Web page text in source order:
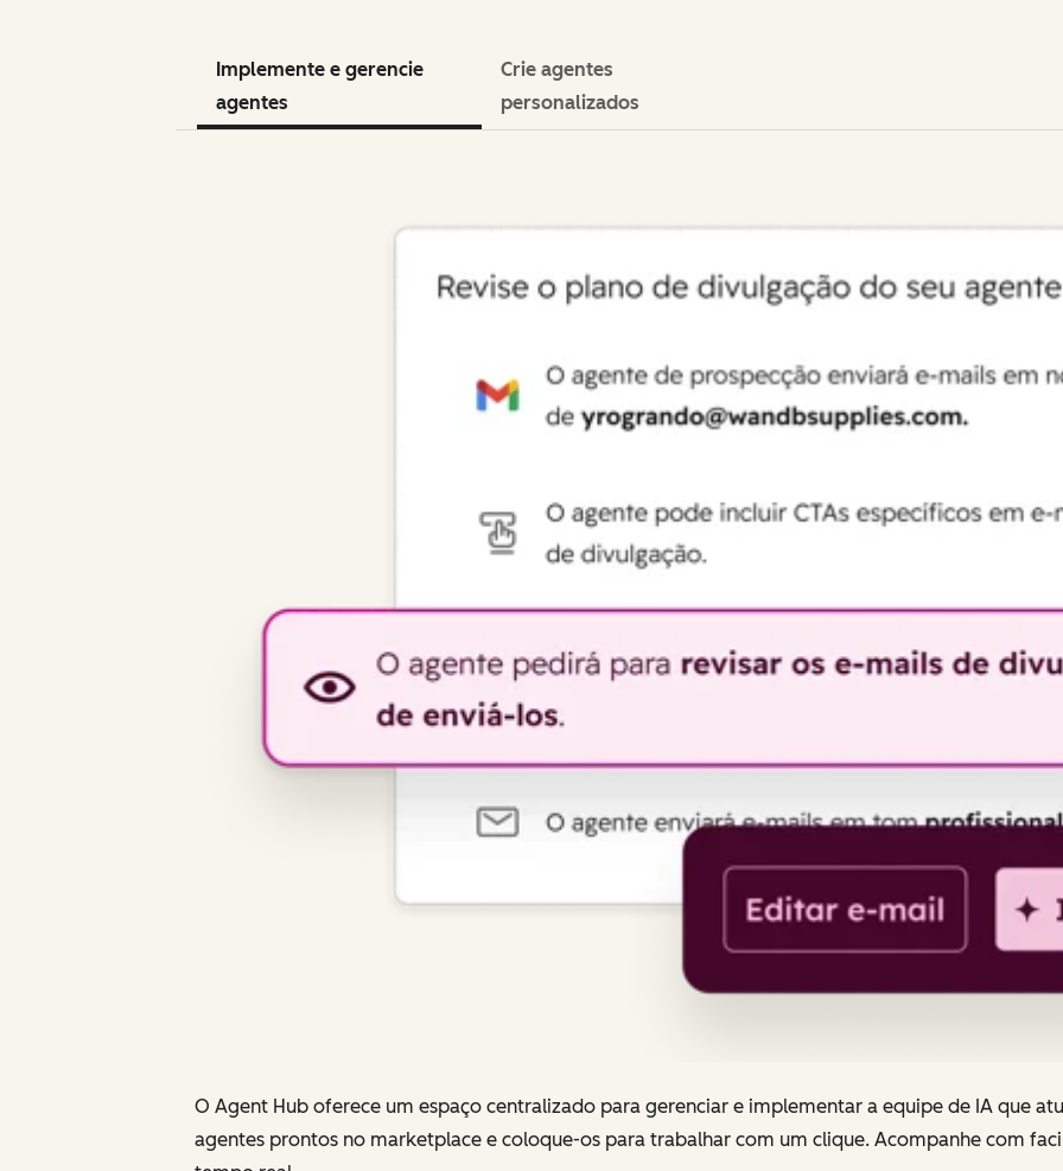
Implemente e gerencie
agentes
Crie agentes
personalizados
O Agent Hub oferece um espaço centralizado para gerenciar e implementar a equipe de IA que
agentes prontos no marketplace e coloque-os para trabalhar com um clique. Acompanhe com